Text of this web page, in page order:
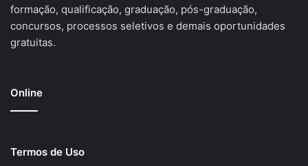
formação, qualificação, graduação, pós-graduação,
concursos, processos seletivos e demais oportunidades
gratuitas.
Online
Termos de Uso